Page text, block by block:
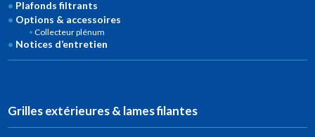
Plafonds filtrants
Options & accessoires
Collecteur plénum
Notices d’entretien
Grilles extérieures & lames filantes